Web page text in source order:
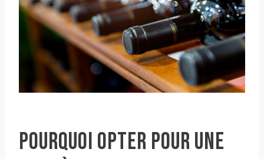
POURQUOI OPTER POUR UNE